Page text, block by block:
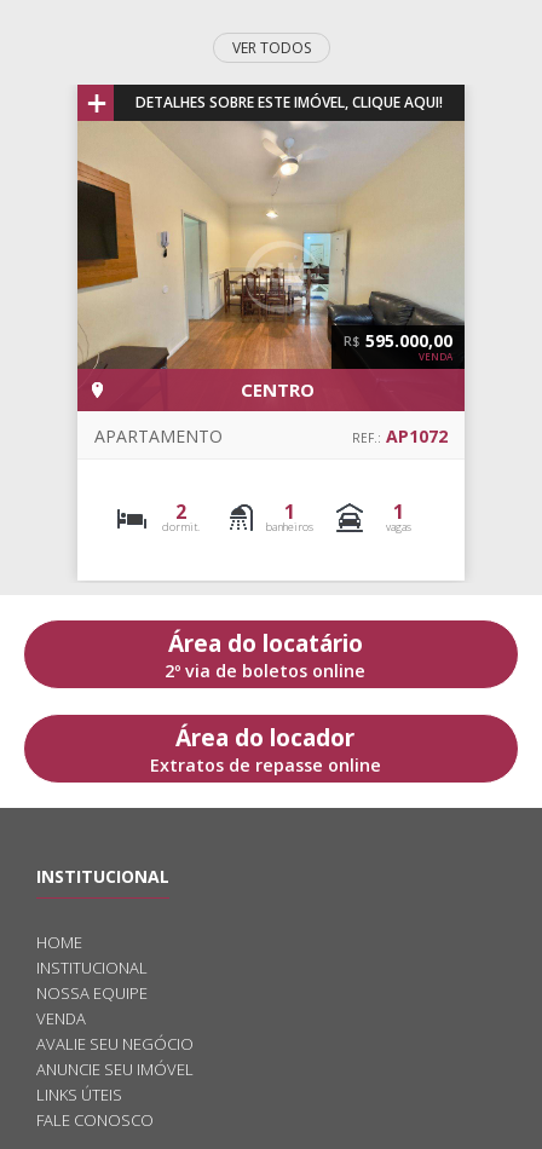
VER TODOS
+ DETALHES SOBRE ESTE IMÓVEL, CLIQUE AQUI!
R$ 595.000,00
VENDA
CENTRO
REF.: AP1072
APARTAMENTO
2
dormit.
1
banheiros
1
vagas
Área do locatário
2º via de boletos online
Área do locador
Extratos de repasse online
INSTITUCIONAL
HOME
INSTITUCIONAL
NOSSA EQUIPE
VENDA
AVALIE SEU NEGÓCIO
ANUNCIE SEU IMÓVEL
LINKS ÚTEIS
FALE CONOSCO